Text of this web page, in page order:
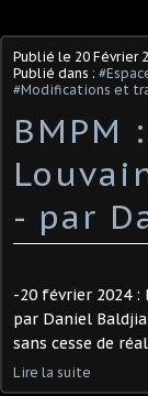
Publié le 20 Février
Publié dans :
#Modifications et
BMPM
- par
-20 février 2024 :
par Daniel
sans cesse de
Lire la suite